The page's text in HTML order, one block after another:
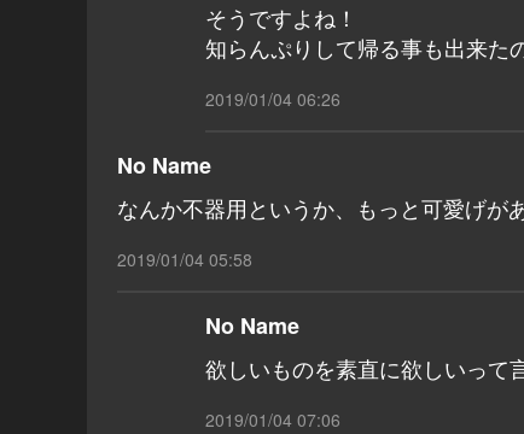
そうですよね！
知らんぷりして帰る事も出来た
2019/01/04 06:26
No Name
なんか不器用というか、もっと可愛げが
2019/01/04 05:58
No Name
欲しいものを素直に欲しいって
2019/01/04 07:06